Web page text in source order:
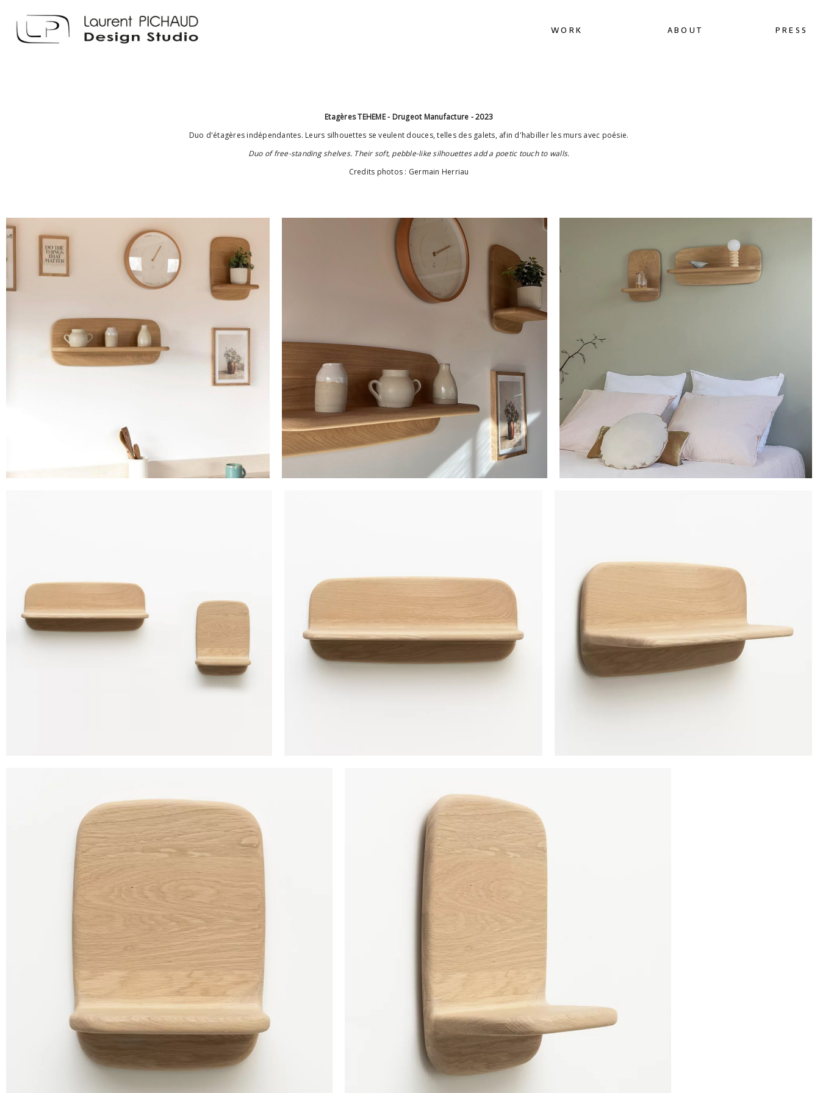
WORK ABOUT PRESS
Etagères TEHEME - Drugeot Manufacture - 2023
Duo d'étagères indépendantes. Leurs silhouettes se veulent douces, telles des galets, afin d'habiller les murs avec poésie.
Duo of free-standing shelves. Their soft, pebble-like silhouettes add a poetic touch to walls.
Credits photos : Germain Herriau